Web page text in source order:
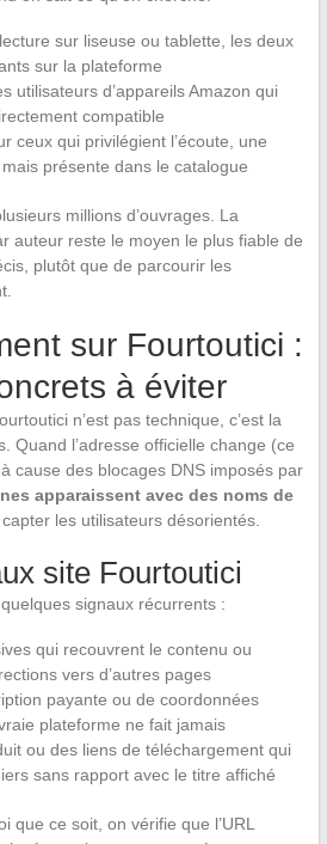
sur liseuse ou tablette, les deux
sur la plateforme
utilisateurs d’appareils Amazon qui
compatible
ceux qui privilégient l’écoute, une
présente dans le catalogue
millions d’ouvrages. La
auteur reste le moyen le plus fiable de
plutôt que de parcourir les
sur Fourtoutici :
à éviter
n’est pas technique, c’est la
Quand l’adresse officielle change (ce
cause des blocages DNS imposés par
apparaissent avec des noms de
les utilisateurs désorientés.
site Fourtoutici
signaux récurrents :
qui recouvrent le contenu ou
vers d’autres pages
payante ou de coordonnées
plateforme ne fait jamais
ou des liens de téléchargement qui
sans rapport avec le titre affiché
que ce soit, on vérifie que l’URL